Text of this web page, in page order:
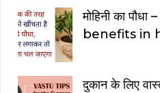
मोहिनी का
benefits in
दुकान के लिए